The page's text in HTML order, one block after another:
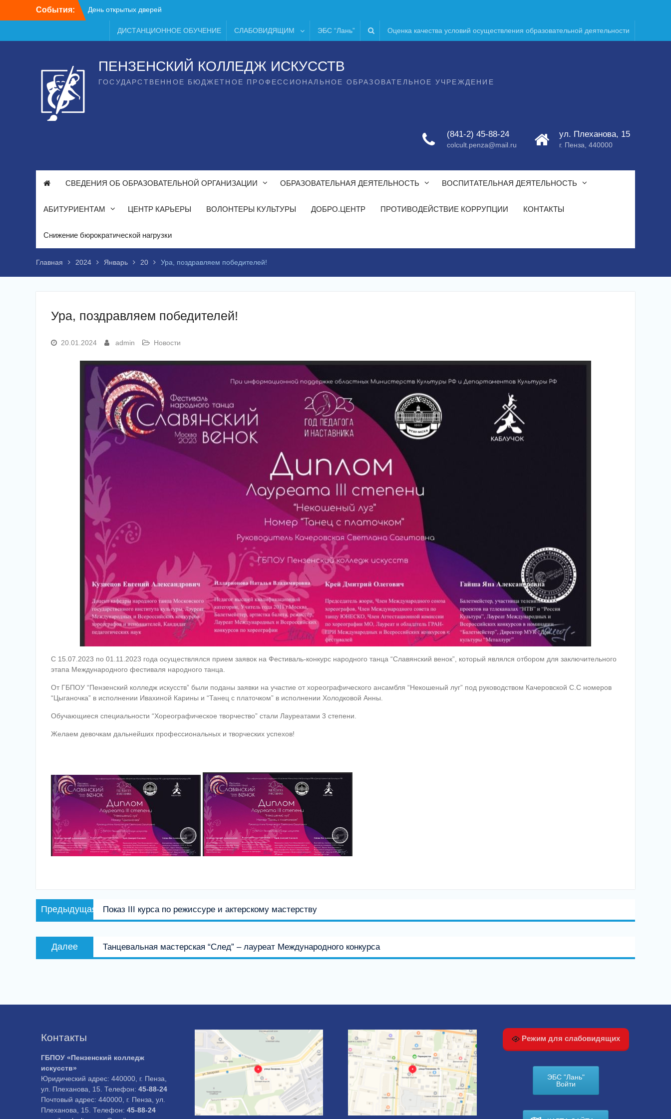
События: День открытых дверей
ДИСТАНЦИОННОЕ ОБУЧЕНИЕ СЛАБОВИДЯЩИМ ЭБС “Лань” Оценка качества условий осуществления образовательной деятельности
ПЕНЗЕНСКИЙ КОЛЛЕДЖ ИСКУССТВ
ГОСУДАРСТВЕННОЕ БЮДЖЕТНОЕ ПРОФЕССИОНАЛЬНОЕ ОБРАЗОВАТЕЛЬНОЕ УЧРЕЖДЕНИЕ
(841-2) 45-88-24
colcult.penza@mail.ru
ул. Плеханова, 15
г. Пенза, 440000
СВЕДЕНИЯ ОБ ОБРАЗОВАТЕЛЬНОЙ ОРГАНИЗАЦИИ ОБРАЗОВАТЕЛЬНАЯ ДЕЯТЕЛЬНОСТЬ ВОСПИТАТЕЛЬНАЯ ДЕЯТЕЛЬНОСТЬ
АБИТУРИЕНТАМ ЦЕНТР КАРЬЕРЫ ВОЛОНТЕРЫ КУЛЬТУРЫ ДОБРО.ЦЕНТР ПРОТИВОДЕЙСТВИЕ КОРРУПЦИИ КОНТАКТЫ
Снижение бюрократической нагрузки
Главная 2024 Январь 20 Ура, поздравляем победителей!
Ура, поздравляем победителей!
20.01.2024 admin Новости
С 15.07.2023 по 01.11.2023 года осуществлялся прием заявок на Фестиваль-конкурс народного танца “Славянский венок”, который являлся отбором для заключительного
этапа Международного фестиваля народного танца.
От ГБПОУ “Пензенский колледж искусств” были поданы заявки на участие от хореографического ансамбля “Некошеный луг” под руководством Качеровской С.С номеров
“Цыганочка” в исполнении Ивахиной Карины и “Танец с платочком” в исполнении Холодковой Анны.
Обучающиеся специальности “Хореографическое творчество” стали Лауреатами 3 степени.
Желаем девочкам дальнейших профессиональных и творческих успехов!
Навигация
по
Предыдущая
запись:
Показ III курса по режиссуре и актерскому мастерству
Далее
запись:
Танцевальная мастерская “След” – лауреат Международного конкурса
Контакты
ГБПОУ «Пензенский колледж
искусств»
Юридический адрес: 440000, г. Пенза,
ул. Плеханова, 15. Телефон: 45-88-24
Почтовый адрес: 440000, г. Пенза, ул.
Плеханова, 15. Телефон: 45-88-24
Режим для слабовидящих
ЭБС "Лань"
Войти